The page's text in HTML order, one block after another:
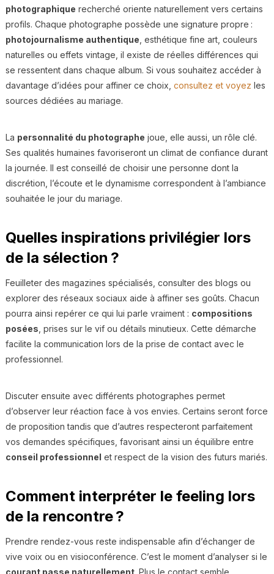
photographique recherché oriente naturellement vers certains
profils. Chaque photographe possède une signature propre :
photojournalisme authentique , esthétique fine art, couleurs
naturelles ou effets vintage, il existe de réelles différences qui
se ressentent dans chaque album. Si vous souhaitez accéder à
davantage d’idées pour affiner ce choix, consultez et voyez les
sources dédiées au mariage.
La personnalité du photographe joue, elle aussi, un rôle clé.
Ses qualités humaines favoriseront un climat de confiance durant
la journée. Il est conseillé de choisir une personne dont la
discrétion, l’écoute et le dynamisme correspondent à l’ambiance
souhaitée le jour du mariage.
Quelles inspirations privilégier lors
de la sélection ?
Feuilleter des magazines spécialisés, consulter des blogs ou
explorer des réseaux sociaux aide à affiner ses goûts. Chacun
pourra ainsi repérer ce qui lui parle vraiment : compositions
posées , prises sur le vif ou détails minutieux. Cette démarche
facilite la communication lors de la prise de contact avec le
professionnel.
Discuter ensuite avec différents photographes permet
d’observer leur réaction face à vos envies. Certains seront force
de proposition tandis que d’autres respecteront parfaitement
vos demandes spécifiques, favorisant ainsi un équilibre entre
conseil professionnel et respect de la vision des futurs mariés.
Comment interpréter le feeling lors
de la rencontre ?
Prendre rendez-vous reste indispensable afin d’échanger de
vive voix ou en visioconférence. C’est le moment d’analyser si le